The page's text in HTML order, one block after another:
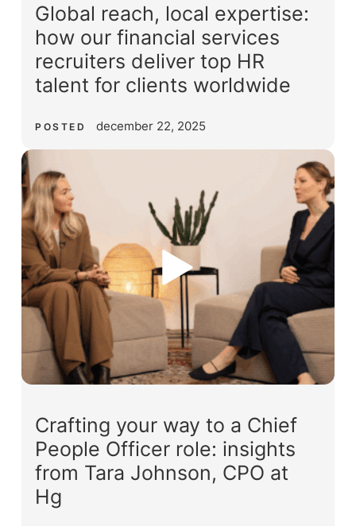
Global reach, local expertise:
how our financial services
recruiters deliver top HR
talent for clients worldwide
POSTED december 22, 2025
Crafting your way to a Chief
People Officer role: insights
from Tara Johnson, CPO at
Hg